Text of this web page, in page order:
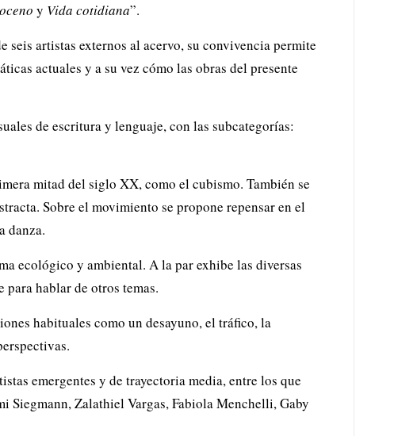
y Vida cotidiana”.
artistas externos al acervo, su convivencia permite
actuales y a su vez cómo las obras del presente
de escritura y lenguaje, con las subcategorías:
mitad del siglo XX, como el cubismo. También se
Sobre el movimiento se propone repensar en el
danza.
ecológico y ambiental. A la par exhibe las diversas
para hablar de otros temas.
habituales como un desayuno, el tráfico, la
emergentes y de trayectoria media, entre los que
Zalathiel Vargas, Fabiola Menchelli, Gaby